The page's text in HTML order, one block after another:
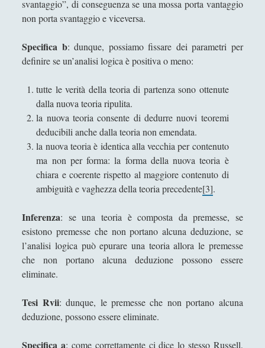
Stefano Sabatini
Tullio Aebischer
Umberto Rossolini
Valeria Franco
Valerio Stagno
Wolfgang Francesco Pili
svantaggio”, di conseguenza se una mossa porta vantaggio
non porta svantaggio e viceversa.
Specifica b: dunque, possiamo fissare dei parametri per
definire se un’analisi logica è positiva o meno:
tutte le verità della teoria di partenza sono ottenute
dalla nuova teoria ripulita.
la nuova teoria consente di dedurre nuovi teoremi
deducibili anche dalla teoria non emendata.
la nuova teoria è identica alla vecchia per contenuto
ma non per forma: la forma della nuova teoria è
chiara e coerente rispetto al maggiore contenuto di
ambiguità e vaghezza della teoria precedente[3].
Inferenza: se una teoria è composta da premesse, se
esistono premesse che non portano alcuna deduzione, se
l’analisi logica può epurare una teoria allora le premesse
che non portano alcuna deduzione possono essere
eliminate.
Tesi Rvii: dunque, le premesse che non portano alcuna
deduzione, possono essere eliminate.
Specifica a: come correttamente ci dice lo stesso Russell,